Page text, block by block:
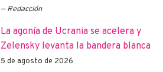
Redacción
La agonía de Ucrania se acelera y
Zelensky levanta la bandera blanca
5 de agosto de 2026